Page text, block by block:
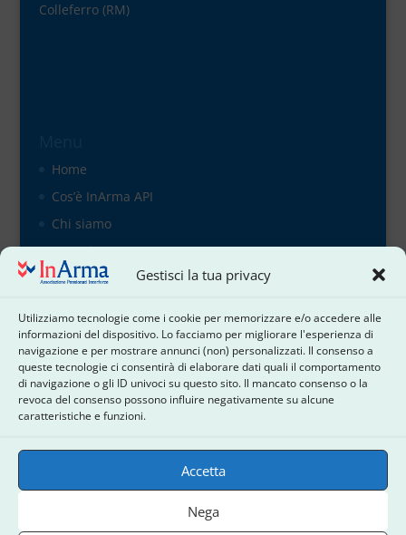
Gestisci la tua privacy
Utilizziamo tecnologie come i cookie per memorizzare e/o accedere alle
informazioni del dispositivo. Lo facciamo per migliorare l'esperienza di
navigazione e per mostrare annunci (non) personalizzati. Il consenso a
queste tecnologie ci consentirà di elaborare dati quali il comportamento
di navigazione o gli ID univoci su questo sito. Il mancato consenso o la
revoca del consenso possono influire negativamente su alcune
caratteristiche e funzioni.
Accetta
Nega
Colleferro (RM)
Home
Cos’è InArma API
Chi siamo
Organigramma
il direttivo
Cookie Policy
Dichiarazione sulla Privacy
Termini e condizioni
Disconoscimento